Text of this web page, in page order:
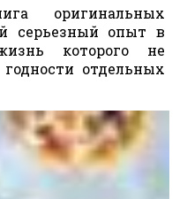
оригинальных
серьезный опыт в
которого не
отдельных